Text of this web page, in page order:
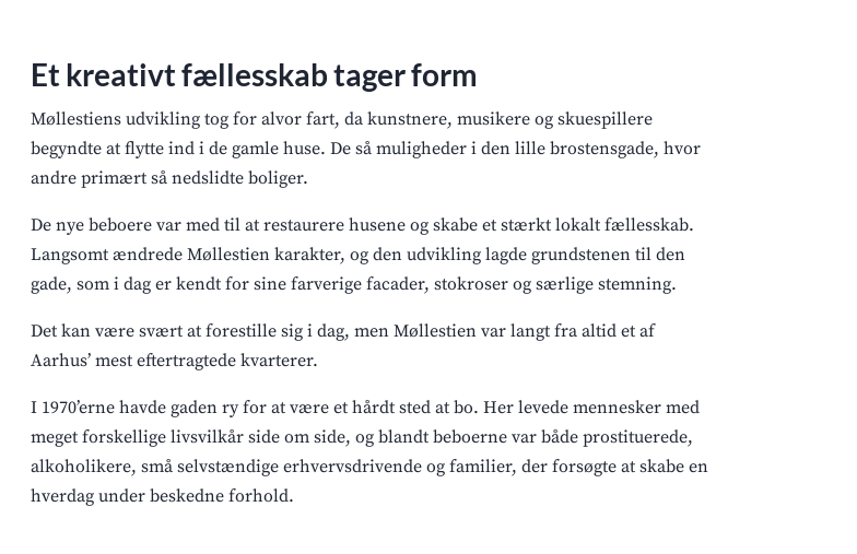
Et kreativt fællesskab tager form
Møllestiens udvikling tog for alvor fart, da kunstnere, musikere og skuespillere
begyndte at flytte ind i de gamle huse. De så muligheder i den lille brostensgade, hvor
andre primært så nedslidte boliger.
De nye beboere var med til at restaurere husene og skabe et stærkt lokalt fællesskab.
Langsomt ændrede Møllestien karakter, og den udvikling lagde grundstenen til den
gade, som i dag er kendt for sine farverige facader, stokroser og særlige stemning.
Det kan være svært at forestille sig i dag, men Møllestien var langt fra altid et af
Aarhus’ mest eftertragtede kvarterer.
I 1970’erne havde gaden ry for at være et hårdt sted at bo. Her levede mennesker med
meget forskellige livsvilkår side om side, og blandt beboerne var både prostituerede,
alkoholikere, små selvstændige erhvervsdrivende og familier, der forsøgte at skabe en
hverdag under beskedne forhold.